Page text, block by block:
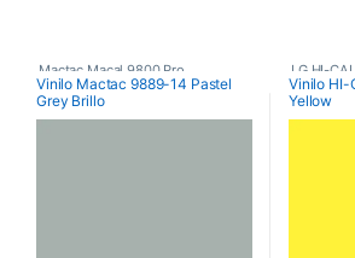
Mactac Macal 9800 Pro
Poliméricos
Vinilo Mactac 9889-14 Pastel
Grey Brillo
LG HI-
Vinilo HI-
Yellow